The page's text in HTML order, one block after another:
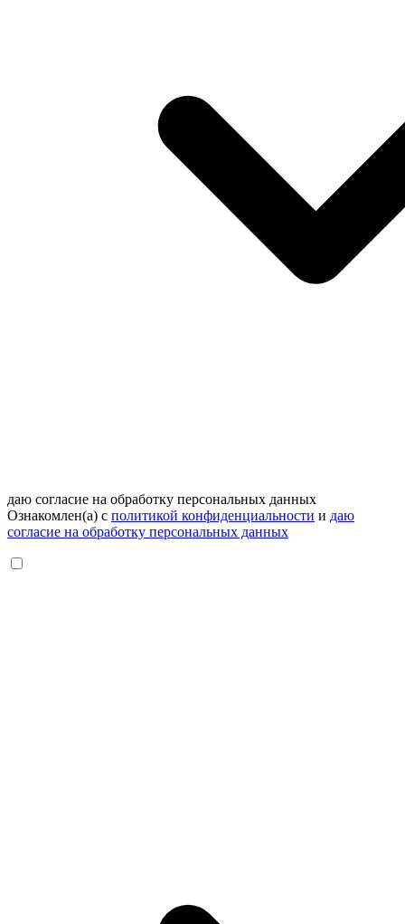
даю согласие на обработку персональных данных
Ознакомлен(а) с политикой конфиденциальности и даю
согласие на обработку персональных данных